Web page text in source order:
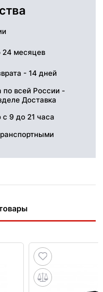
24 месяцев
- 14 дней
по всей России -
Доставка
9 до 21 часа